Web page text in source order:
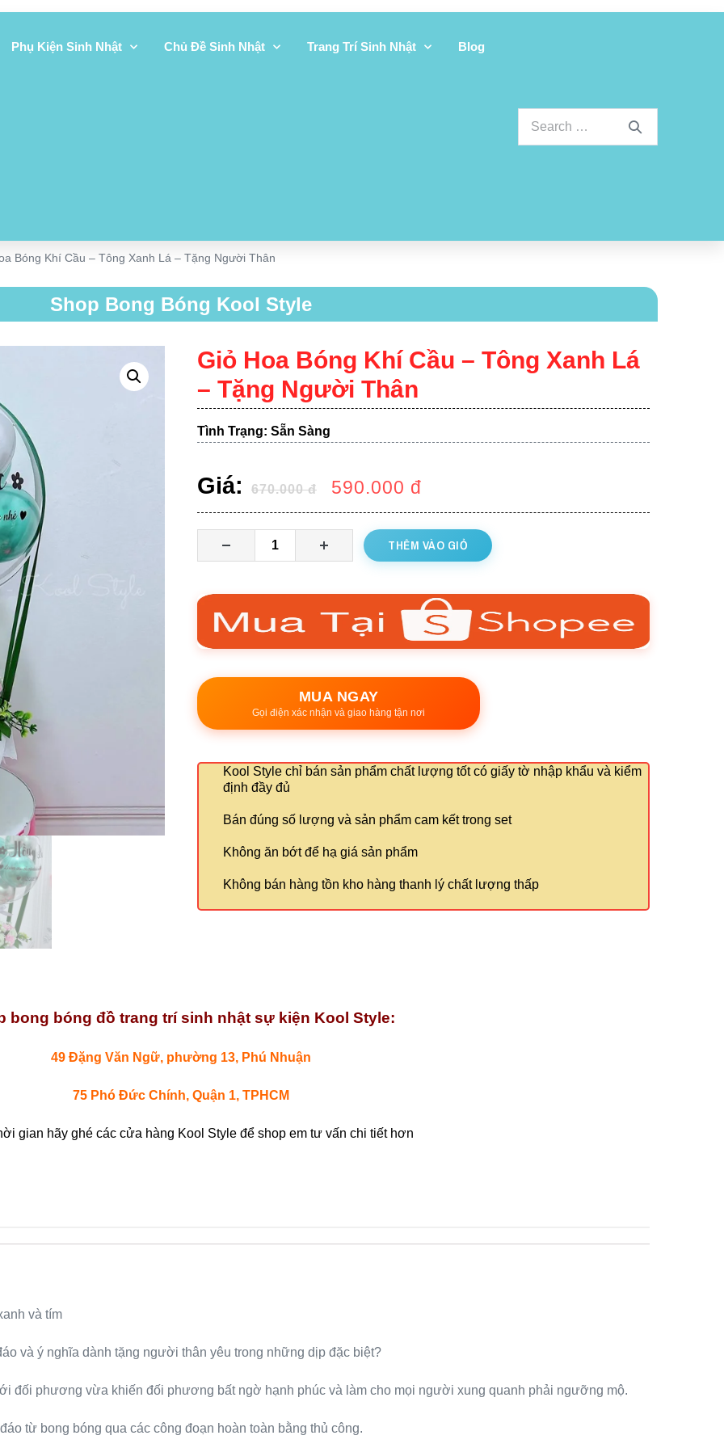
Phụ Kiện Sinh Nhật Chủ Đề Sinh Nhật Trang Trí Sinh Nhật Blog
Bóng Khí Cầu – Tông Xanh Lá – Tặng Người Thân
Shop Bong Bóng Kool Style
Giỏ Hoa Bóng Khí Cầu – Tông Xanh Lá
– Tặng Người Thân
Tình Trạng: Sẵn Sàng
Giá: 670.000đ 590.000 đ
THÊM VÀO GIỎ
MUA NGAY
Gọi điện xác nhận và giao hàng tận nơi
Kool Style chỉ bán sản phẩm chất lượng tốt có giấy tờ nhập khẩu và kiểm
định đầy đủ
Bán đúng số lượng và sản phẩm cam kết trong set
Không ăn bớt để hạ giá sản phẩm
Không bán hàng tồn kho hàng thanh lý chất lượng thấp
bong bóng đồ trang trí sinh nhật sự kiện Kool Style:
49 Đặng Văn Ngữ, phường 13, Phú Nhuận
75 Phó Đức Chính, Quận 1, TPHCM
gian hãy ghé các cửa hàng Kool Style để shop em tư vấn chi tiết hơn
và tím
và ý nghĩa dành tặng người thân yêu trong những dịp đặc biệt?
đối phương vừa khiến đối phương bất ngờ hạnh phúc và làm cho mọi người xung quanh phải ngưỡng mộ.
từ bong bóng qua các công đoạn hoàn toàn bằng thủ công.